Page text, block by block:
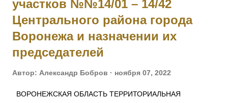
ставаться, несмотря на то, что был серьезно ранен, до тех
пор, пока...
участков №№14/01 – 14/42
Центрального района города
Воронежа и назначении их
председателей
Автор: Александр Бобров ноября 07, 2022
ВОРОНЕЖСКАЯ ОБЛАСТЬ ТЕРРИТОРИАЛЬНАЯ